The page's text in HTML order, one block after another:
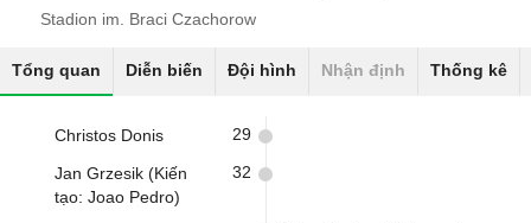
Stadion im. Braci Czachorow
Tổng quan Diễn biến Đội hình Nhận định Thống kê
Christos Donis 29
Jan Grzesik (Kiến
tạo: Joao Pedro)
32